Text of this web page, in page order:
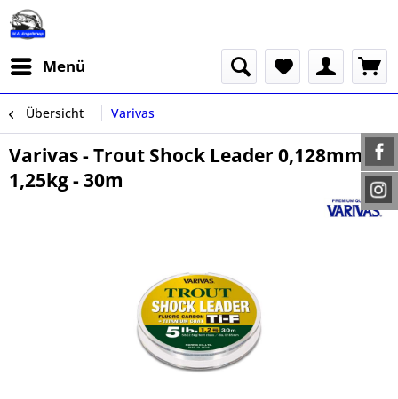
Menü
Übersicht Varivas
Varivas - Trout Shock Leader 0,128mm -
1,25kg - 30m